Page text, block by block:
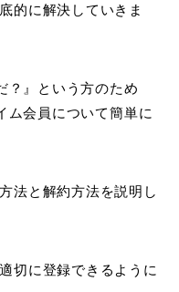
的に解決していきま
？』という方のため
ム会員について簡単に
法と解約方法を説明し
切に登録できるように